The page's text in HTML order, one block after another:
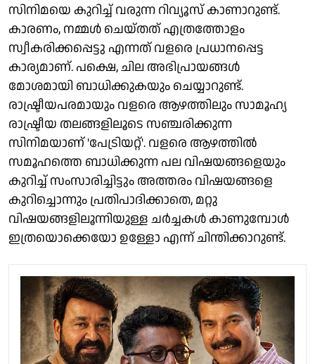
സിനിമയെ കുറിച്ച് വരുന്ന റിവ്യൂസ് കാണാറുണ്ട്.
കാരണം, നമ്മൾ ചെയ്‌തത്‌ എത്രത്തോളം
സ്വീകരിക്കപ്പെട്ടു എന്നത് വളരെ പ്രധാനപ്പെട്ട
കാര്യമാണ്. പക്ഷെ, ചില അഭിപ്രായങ്ങൾ
മോശമായി ബാധിക്കുകയും ചെയ്യാറുണ്ട്.
രാഷ്ട്രീയപരമായും വളരെ ആഴത്തിലും സാമൂഹ്യ
രാഷ്ട്രീയ തലങ്ങളിലൂടെ സഞ്ചരിക്കുന്ന
സിനിമയാണ് 'പേട്രിയറ്റ്'. വളരെ ആഴത്തിൽ
സമൂഹത്തെ ബാധിക്കുന്ന പല വിഷയങ്ങളെയും
കുറിച്ച് സംസാരിച്ചിട്ടും അത്തരം വിഷയങ്ങളെ
കുറിച്ചൊന്നും പ്രതിപാദിക്കാതെ, മറ്റു
വിഷയങ്ങളിലൂന്നിയുള്ള ചർച്ചകൾ കാണുമ്പോൾ
ഇത്രയൊക്കെയോ ഉള്ളോ എന്ന് ചിന്തിക്കാറുണ്ട്.